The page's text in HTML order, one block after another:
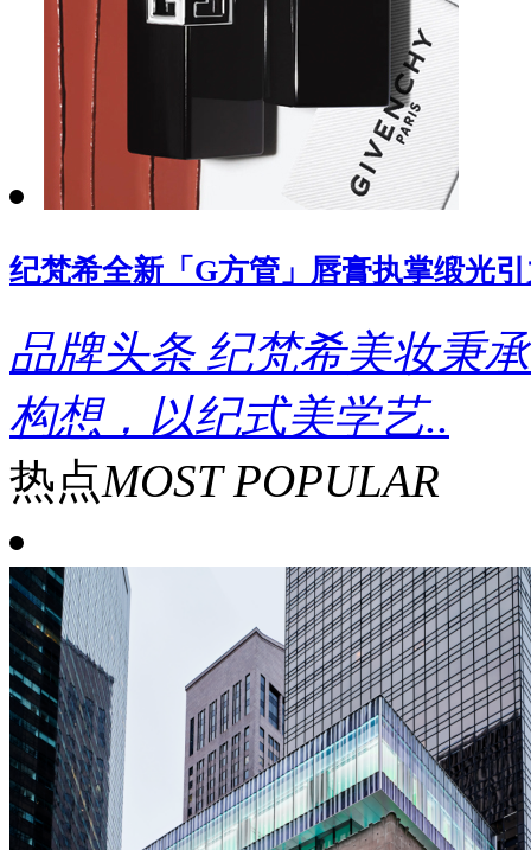
纪梵希全新「G方管」唇膏执掌缎光
品牌头条 纪梵希美妆秉
构想，以纪式美学艺..
热点MOST POPULAR